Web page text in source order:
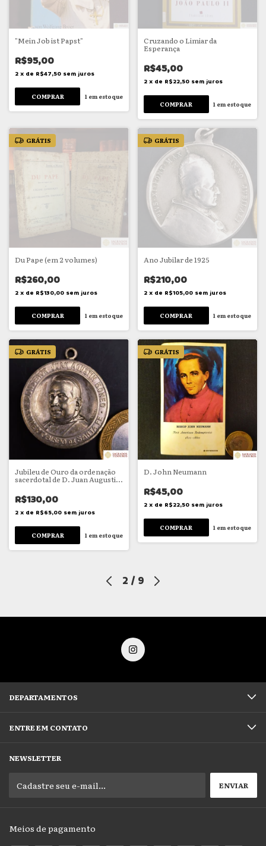
"Mein Job ist Papst"
R$95,00
2 x de R$47,50 sem juros
1 em estoque
Cruzando o Limiar da
Esperança
R$45,00
2 x de R$22,50 sem juros
1 em estoque
GRÁTIS
Du Pape (em 2 volumes)
R$260,00
2 x de R$130,00 sem juros
1em estoque
GRÁTIS
Ano Jubilar de 1925
R$210,00
2 x de R$105,00 sem juros
1 em estoque
GRÁTIS
Jubileu de Ouro da ordenação
sacerdotal de D. Juan Augustin
R$130,00
2 x de R$65,00 sem juros
1 em estoque
GRÁTIS
D. John Neumann
R$45,00
2 x de R$22,50 sem juros
1 em estoque
2 / 9
DEPARTAMENTOS
ENTRE EM CONTATO
NEWSLETTER
Meios de pagamento